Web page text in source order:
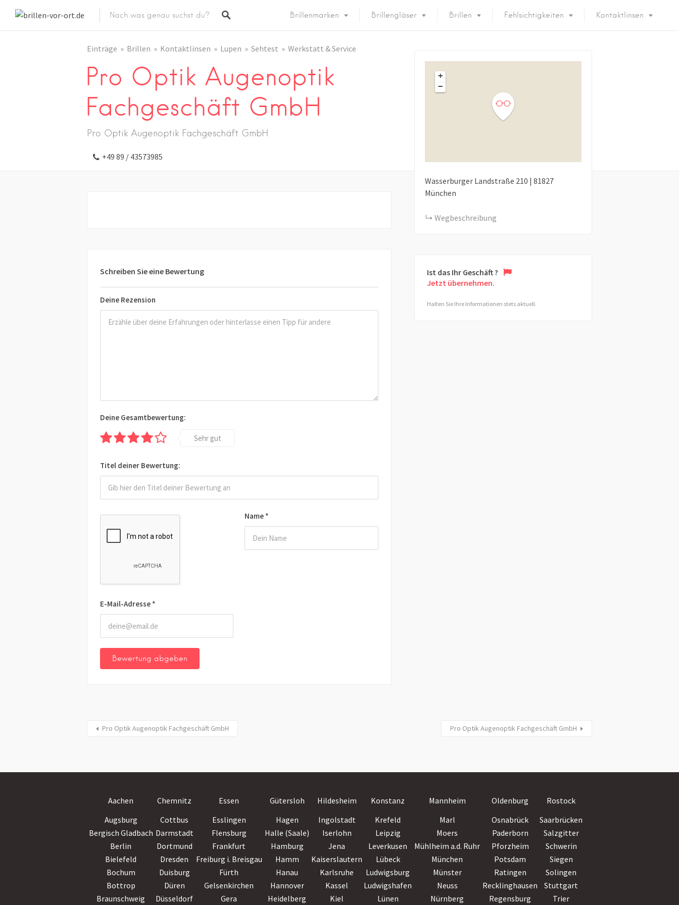
Brillenmarken Brillengläser Brillen Fehlsichtigkeiten Kontaktlinsen
Einträge Brillen Kontaktlinsen Lupen Sehtest Werkstatt & Service
Pro Optik Augenoptik
Fachgeschäft GmbH
Pro Optik Augenoptik Fachgeschäft GmbH
+49 89 / 43573985
Schreiben Sie eine Bewertung
Deine Rezension
Name *
E-Mail-Adresse *
Deine Gesamtbewertung:
Sehr gut
Titel deiner Bewertung:
+
−
Wasserburger Landstraße 210 | 81827
München
Wegbeschreibung
Ist das Ihr Geschäft ?
Jetzt übernehmen.
Halten Sie Ihre Informationen stets aktuell.
Pro Optik Augenoptik Fachgeschäft GmbH Pro Optik Augenoptik Fachgeschäft GmbH
Aachen Chemnitz Essen Gütersloh Hildesheim Konstanz Mannheim Oldenburg Rostock
Augsburg
Cottbus Esslingen Hagen Ingolstadt Krefeld Marl Osnabrück Saarbrücken
Bergisch Gladbach Darmstadt Flensburg Halle (Saale) Iserlohn Leipzig Moers Paderborn Salzgitter
Berlin
Dortmund Frankfurt Hamburg Jena Leverkusen Mühlheim a.d. Ruhr Pforzheim Schwerin
Bielefeld
Dresden Freiburg i. Breisgau Hamm Kaiserslautern Lübeck München Potsdam Siegen
Bochum
Duisburg Fürth Hanau Karlsruhe Ludwigsburg Münster Ratingen Solingen
Bottrop
Düren Gelsenkirchen Hannover Kassel Ludwigshafen Neuss Recklinghausen Stuttgart
Braunschweig
Düsseldorf Gera Heidelberg Kiel Lünen Nürnberg Regensburg Trier